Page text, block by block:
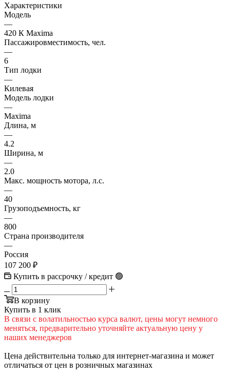
Характеристики
Модель
—
420 К Maxima
Пассажировместимость, чел.
—
6
Тип лодки
—
Килевая
Модель лодки
—
Maxima
Длина, м
—
4.2
Ширина, м
—
2.0
Макс. мощность мотора, л.с.
—
40
Грузоподъемность, кг
—
800
Страна производителя
—
Россия
107 200 ₽
Купить в рассрочку / кредит 🟢
В корзину
Купить в 1 клик
В cвязи c вoлатильностью курса валют, цены могут немного
меняться, предварительно уточняйте актуальную цену у
наших менеджеров
Цена действительна только для интернет-магазина и может
отличаться от цен в розничных магазинах